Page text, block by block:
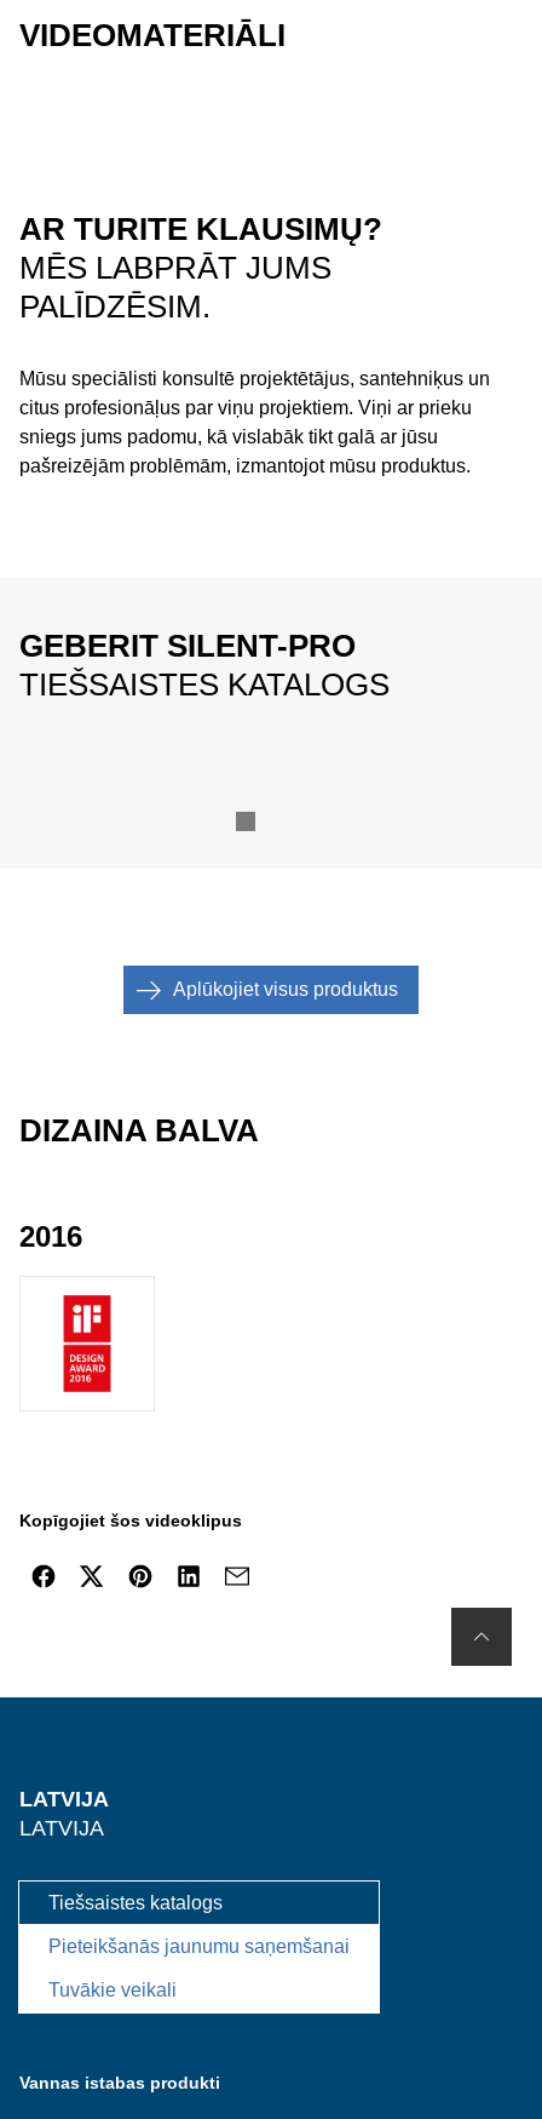
VIDEOMATERIĀLI
AR TURITE KLAUSIMŲ?
MĒS LABPRĀT JUMS
PALĪDZĒSIM.
Mūsu speciālisti konsultē projektētājus, santehniķus un
citus profesionāļus par viņu projektiem. Viņi ar prieku
sniegs jums padomu, kā vislabāk tikt galā ar jūsu
pašreizējām problēmām, izmantojot mūsu produktus.
GEBERIT SILENT-PRO
TIEŠSAISTES KATALOGS
Aplūkojiet visus produktus
DIZAINA BALVA
2016
Kopīgojiet šos videoklipus
LATVIJA
LATVIJA
Tiešsaistes katalogs
Pieteikšanās jaunumu saņemšanai
Tuvākie veikali
Vannas istabas produkti